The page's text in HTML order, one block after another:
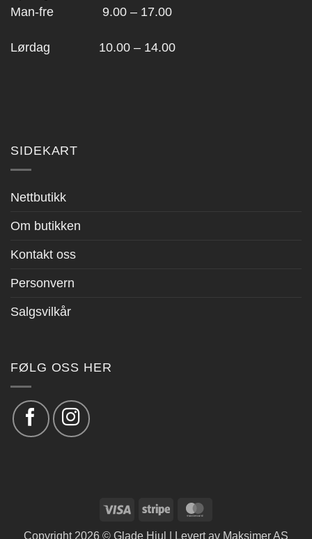
Man-fre 9.00 – 17.00
Lørdag 10.00 – 14.00
SIDEKART
Nettbutikk
Om butikken
Kontakt oss
Personvern
Salgsvilkår
FØLG OSS HER
Visa Stripe
Copyright 2026 © Glade Hjul | Levert av Maksimer AS